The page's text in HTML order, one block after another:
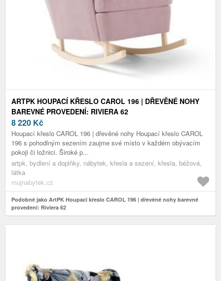
ARTPK HOUPACÍ KŘESLO CAROL 196 | DŘEVĚNÉ NOHY
BAREVNÉ PROVEDENÍ: RIVIERA 62
8 220 Kč
Houpací křeslo CAROL 196 | dřevěné nohy Houpací křeslo CAROL
196 s pohodlným sezením zaujme své místo v každém obývacím
pokoji či ložnici. Široké p...
artpk, bydlení a doplňky, nábytek, křesla a sezení, křesla, béžová,
látka
mujnabytek.cz
Podobně jako ArtPK Houpací křeslo CAROL 196 | dřevěné nohy barevné
provedení: Riviera 62